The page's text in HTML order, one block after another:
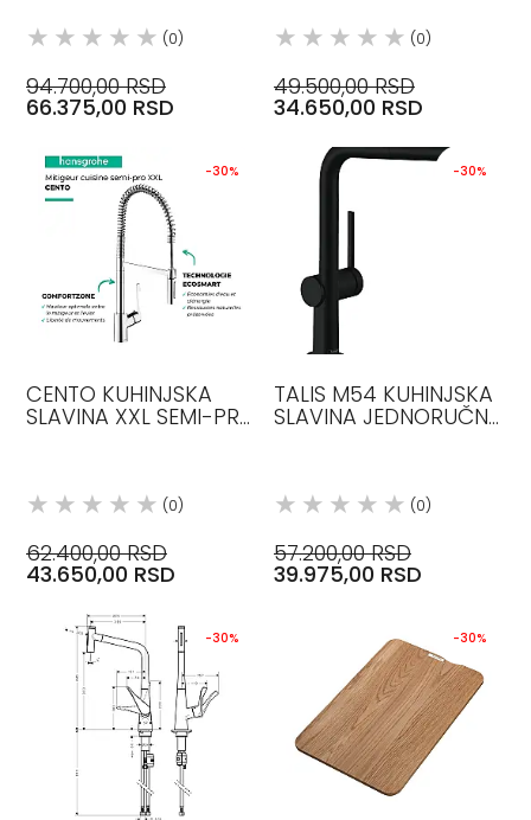
(0)
94.700,00 RSD
66.375,00 RSD
BRUŠENA CRNA HROM
(0)
49.500,00 RSD
34.650,00 RSD
-30%
CENTO KUHINJSKA
SLAVINA XXL SEMI-PRO
(0)
62.400,00 RSD
43.650,00 RSD
-30%
TALIS M54 KUHINJSKA
SLAVINA JEDNORUČNA
(0)
57.200,00 RSD
39.975,00 RSD
-30% -30%